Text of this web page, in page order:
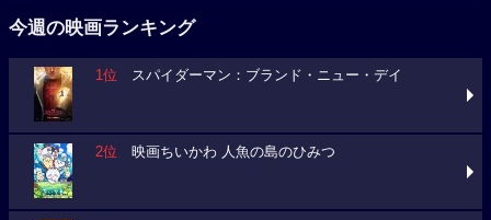
今週の映画ランキング
1位 スパイダーマン：ブランド・ニュー・デイ
2位 映画ちいかわ 人魚の島のひみつ